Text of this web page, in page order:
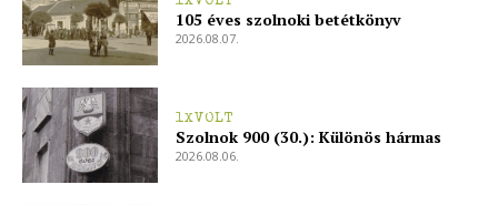
105 éves szolnoki betétkönyv
2026.08.07.
1XVOLT
Szolnok 900 (30.): Különös hármas
2026.08.06.